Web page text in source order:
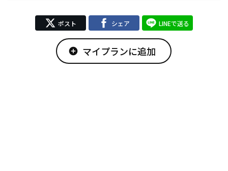
ポスト シェア LINEで送る
add_circle マイプランに追加